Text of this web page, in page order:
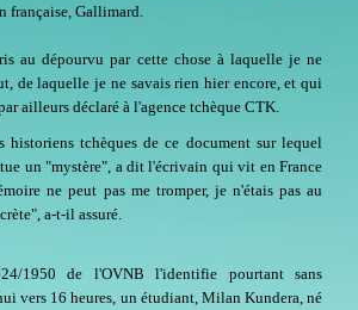
française, Gallimard.
au dépourvu par cette chose à laquelle je ne
de laquelle je ne savais rien hier encore, et qui
ailleurs déclaré à l'agence tchèque CTK.
historiens tchèques de ce document sur lequel
un "mystère", a dit l'écrivain qui vit en France
ne peut pas me tromper, je n'étais pas au
a-t-il assuré.
1950 de l'OVNB l'identifie pourtant sans
vers 16 heures, un étudiant, Milan Kundera, né